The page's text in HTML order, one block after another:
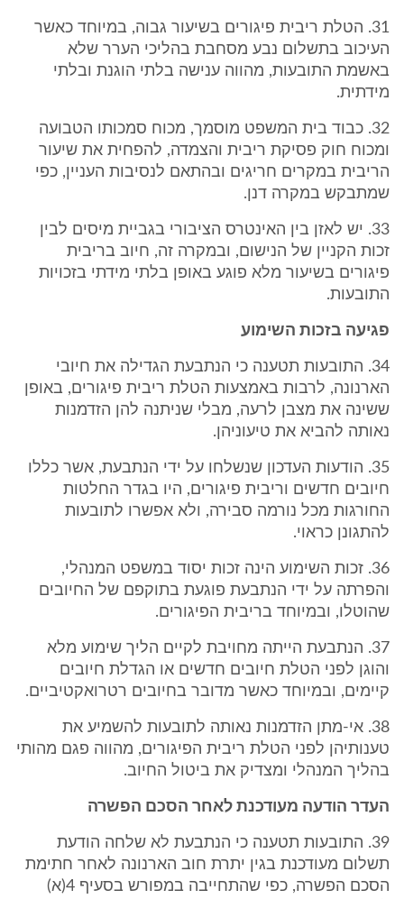
31. הטלת ריבית פיגורים בשיעור גבוה, במיוחד כאשר
העיכוב בתשלום נבע מסחבת בהליכי הערר שלא
באשמת התובעות, מהווה ענישה בלתי הוגנת ובלתי
מידתית.
32. כבוד בית המשפט מוסמך, מכוח סמכותו הטבועה
ומכוח חוק פסיקת ריבית והצמדה, להפחית את שיעור
הריבית במקרים חריגים ובהתאם לנסיבות העניין, כפי
שמתבקש במקרה דנן.
33. יש לאזן בין האינטרס הציבורי בגביית מיסים לבין
זכות הקניין של הנישום, ובמקרה זה, חיוב בריבית
פיגורים בשיעור מלא פוגע באופן בלתי מידתי בזכויות
התובעות.
פגיעה בזכות השימוע
34. התובעות תטענה כי הנתבעת הגדילה את חיובי
הארנונה, לרבות באמצעות הטלת ריבית פיגורים, באופן
ששינה את מצבן לרעה, מבלי שניתנה להן הזדמנות
נאותה להביא את טיעוניהן.
35. הודעות העדכון שנשלחו על ידי הנתבעת, אשר כללו
חיובים חדשים וריבית פיגורים, היו בגדר החלטות
החורגות מכל נורמה סבירה, ולא אפשרו לתובעות
להתגונן כראוי.
36. זכות השימוע הינה זכות יסוד במשפט המנהלי,
והפרתה על ידי הנתבעת פוגעת בתוקפם של החיובים
שהוטלו, ובמיוחד בריבית הפיגורים.
37. הנתבעת הייתה מחויבת לקיים הליך שימוע מלא
והוגן לפני הטלת חיובים חדשים או הגדלת חיובים
קיימים, ובמיוחד כאשר מדובר בחיובים רטרואקטיביים.
38. אי-מתן הזדמנות נאותה לתובעות להשמיע את
טענותיהן לפני הטלת ריבית הפיגורים, מהווה פגם מהותי
בהליך המנהלי ומצדיק את ביטול החיוב.
העדר הודעה מעודכנת לאחר הסכם הפשרה
39. התובעות תטענה כי הנתבעת לא שלחה הודעת
תשלום מעודכנת בגין יתרת חוב הארנונה לאחר חתימת
הסכם הפשרה, כפי שהתחייבה במפורש בסעיף 4(א)